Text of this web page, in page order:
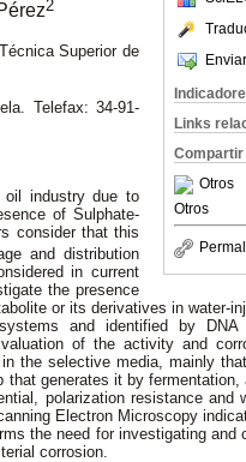
Links
Compartir
Otros
Otros
2
Superior de
Telefax: 34-91-
oil industry due to
of Sulphate-
consider that this
and distribution
in current
the presence
or its derivatives in water-
and identified by DNA
of the activity and
the selective media, mainly
generates it by
polarization resistance and
Electron Microscopy
the need for investigating and
corrosion.